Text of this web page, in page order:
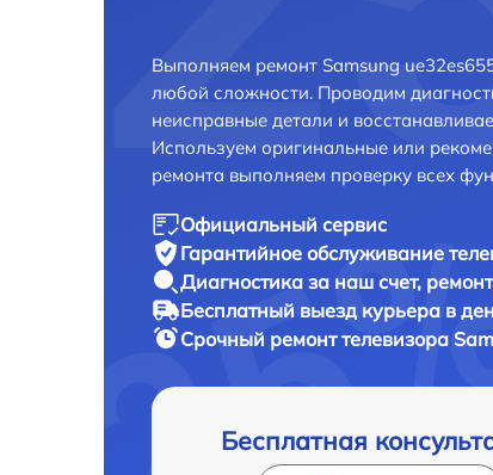
Выполняем ремонт Samsung
любой сложности. Проводим
неисправные детали и
Используем оригинальные или
ремонта выполняем проверку всех
Официальный сервис
Гарантийное обслуживание
Диагностика за наш счет,
Бесплатный выезд курьера в
Срочный ремонттелевизора
Бесплатная